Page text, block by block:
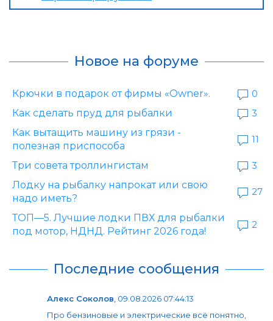
Новое на форуме
Крючки в подарок от фирмы «Owner».
0
Как сделать пруд для рыбалки
3
Как вытащить машину из грязи -
полезная приспособа
11
Три совета троллингистам
3
Лодку на рыбалку напрокат или свою
надо иметь?
27
ТОП—5. Лучшие лодки ПВХ для рыбалки
под мотор, НДНД. Рейтинг 2026 года!
2
Последние сообщения
Алекс Соколов, 09.08.2026 07:44:13
Про бензиновые и электрические всё понятно,